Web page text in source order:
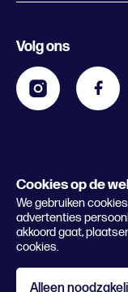
Cookies op de
We gebruiken
advertenties
akkoord gaat,
cookies.
Alleen
Contact
Zakelijk
Lees het magazine
Kids
Volg ons
© 2026 Rotterdam